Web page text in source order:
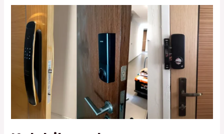
Kekurangan
Smart
Door
Buat
Pemula!